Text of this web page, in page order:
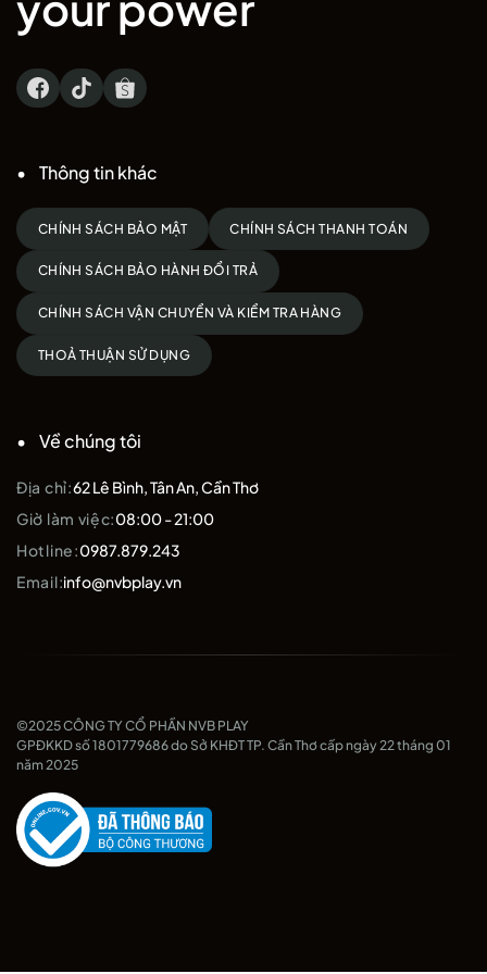
Mua Vợt cầu lông Yonex
Thông tin khác
CHÍNH SÁCH BẢO MẬT CHÍNH SÁCH THANH TOÁN
CHÍNH SÁCH BẢO HÀNH ĐỔI TRẢ
CHÍNH SÁCH VẬN CHUYỂN VÀ KIỂM TRA HÀNG
THOẢ THUẬN SỬ DỤNG
Về chúng tôi
Địa chỉ:62 Lê Bình, Tân An, Cần Thơ
Giờ làm việc:08:00 - 21:00
Hotline:0987.879.243
Email:info@nvbplay.vn
©2025 CÔNG TY CỔ PHẦN NVB PLAY
GPĐKKD số 1801779686 do Sở KHĐT TP. Cần Thơ cấp ngày 22 tháng 01
năm 2025